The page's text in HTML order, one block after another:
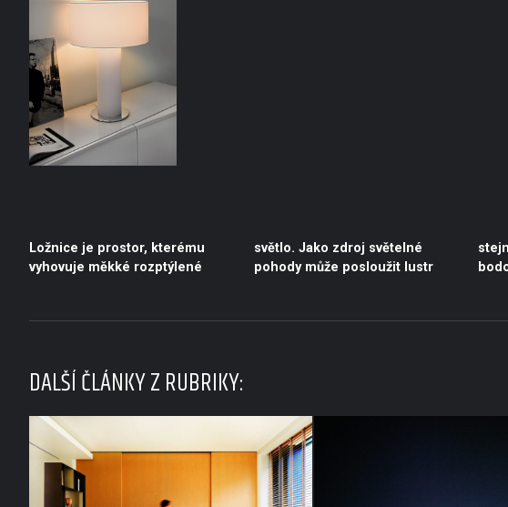
Ložnice je prostor, kterému
vyhovuje měkké rozptýlené
světlo. Jako zdroj světelné
pohody může posloužit lustr
stejně jako kombinace
bodových světel a stolních
DALŠÍ ČLÁNKY Z RUBRIKY: